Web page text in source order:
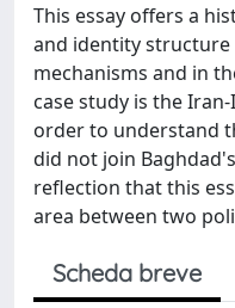
This essay offers a
and identity
mechanisms and in
case study is the
order to understand
did not join
reflection that this
area between two
Scheda breve